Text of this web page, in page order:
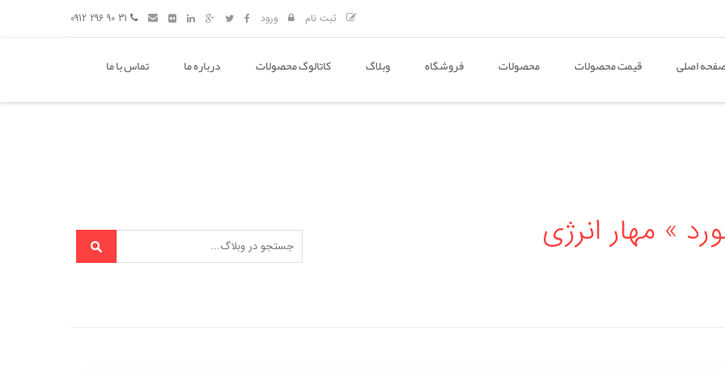
ثبت نام ورود
اصلی قیمت محصولات محصولات فروشگاه وبلاگ کاتالوگ محصولات درباره ما تماس با ما
» مهار انرژی